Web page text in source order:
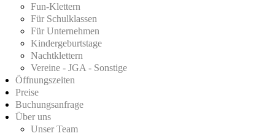
Fun-Klettern
Für Schulklassen
Für Unternehmen
Kindergeburtstage
Nachtklettern
Vereine - JGA - Sonstige
Öffnungszeiten
Preise
Buchungsanfrage
Über uns
Unser Team